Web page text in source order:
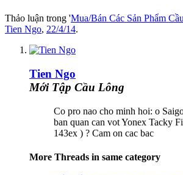
Thảo luận trong 'Mua/Bán Các Sản Phẩm
Tien Ngo, 22/4/14.
Tien Ngo
Mới Tập Cầu Lông
Co pro nao cho minh hoi: o
ban quan can vot Yonex Tacky
143ex ) ? Cam on cac bac
More Threads in same category